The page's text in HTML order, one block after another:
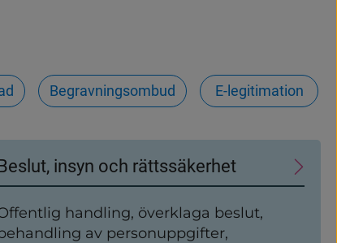
Begravningsombud E-legitimation
insyn och rättssäkerhet
handling, överklaga beslut,
av personuppgifter,